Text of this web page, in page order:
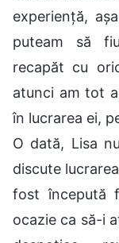
experiență,
puteam să
recapăt cu
atunci am tot
în lucrarea ei,
O dată, Lisa
discute
fost începută
ocazie ca să-i